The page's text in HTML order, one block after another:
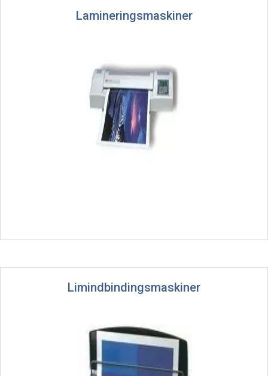
Lamineringsmaskiner
Limindbindingsmaskiner